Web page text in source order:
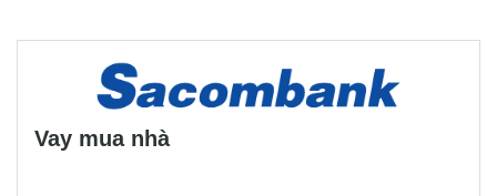
Vay mua nhà